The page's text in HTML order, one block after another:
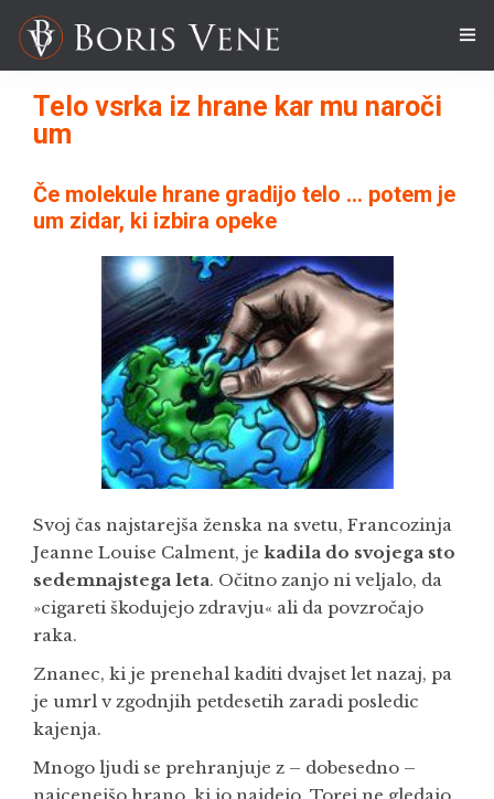
O NAS
DELAVNICE
SEMINARJI
COACHING
2
KONTAKT
TRGOVINA
KOŠARICA
MOJ RAČUN
Telo vsrka iz hrane kar mu naroči
um
Če molekule hrane gradijo telo … potem je
um zidar, ki izbira opeke
Svoj čas najstarejša ženska na svetu, Francozinja
Jeanne Louise Calment, je kadila do svojega sto
sedemnajstega leta. Očitno zanjo ni veljalo, da
»cigareti škodujejo zdravju« ali da povzročajo
raka.
Znanec, ki je prenehal kaditi dvajset let nazaj, pa
je umrl v zgodnjih petdesetih zaradi posledic
kajenja.
Mnogo ljudi se prehranjuje z – dobesedno –
najcenejšo hrano, ki jo najdejo. Torej ne gledajo